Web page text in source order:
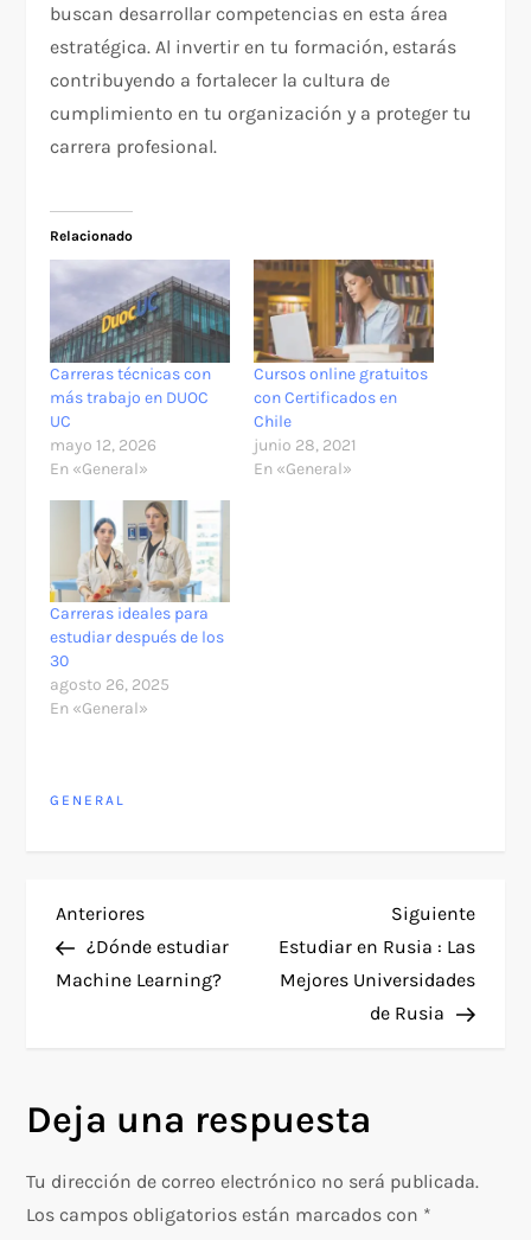
buscan desarrollar competencias en esta área
estratégica. Al invertir en tu formación, estarás
contribuyendo a fortalecer la cultura de
cumplimiento en tu organización y a proteger tu
carrera profesional.
Relacionado
Carreras técnicas con
más trabajo en DUOC
UC
mayo 12, 2026
En «General»
Cursos online gratuitos
con Certificados en
Chile
junio 28, 2021
En «General»
Carreras ideales para
estudiar después de los
30
agosto 26, 2025
En «General»
GENERAL
N
a
g
a
Entrada
anterior
Anteriores
¿Dónde estudiar
Machine Learning?
Siguiente
Estudiar en Rusia : Las
Mejores Universidades
de Rusia
Deja una respuesta
Tu dirección de correo electrónico no será publicada.
Los campos obligatorios están marcados con *